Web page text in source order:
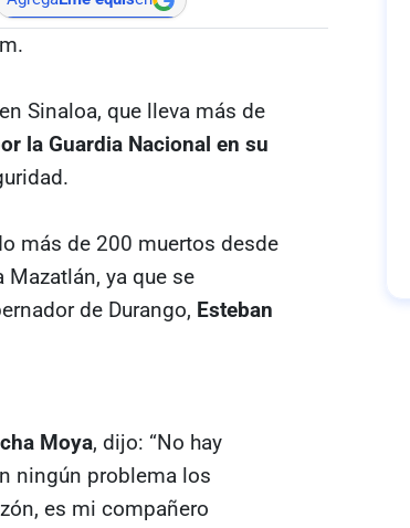
Sinaloa, que lleva más de
la Guardia Nacional en su
más de 200 muertos desde
ya que se
de Durango, Esteban
Moya, dijo: “No hay
ningún problema los
es mi compañero